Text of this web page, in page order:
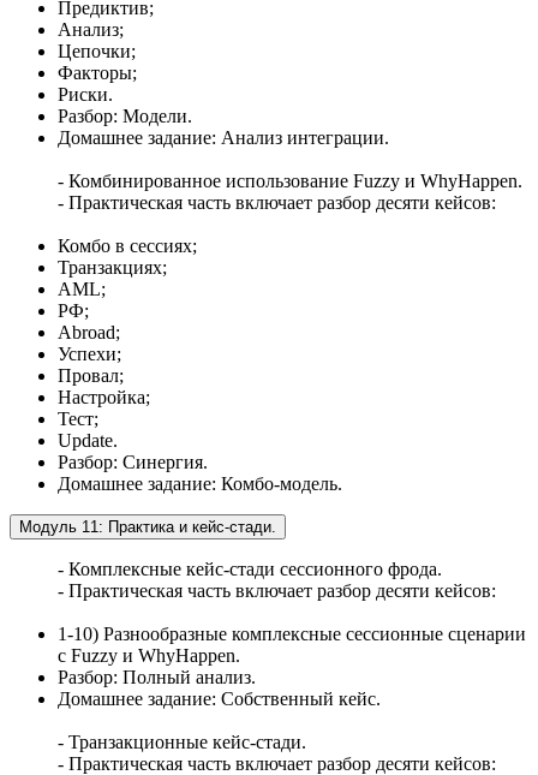
Предиктив;
Анализ;
Цепочки;
Факторы;
Риски.
Разбор: Модели.
Домашнее задание: Анализ интеграции.
- Комбинированное использование Fuzzy и WhyHappen.
- Практическая часть включает разбор десяти кейсов:
Комбо в сессиях;
Транзакциях;
AML;
РФ;
Abroad;
Успехи;
Провал;
Настройка;
Тест;
Update.
Разбор: Синергия.
Домашнее задание: Комбо-модель.
Модуль 11: Практика и кейс-стади.
- Комплексные кейс-стади сессионного фрода.
- Практическая часть включает разбор десяти кейсов:
1-10) Разнообразные комплексные сессионные сценарии
с Fuzzy и WhyHappen.
Разбор: Полный анализ.
Домашнее задание: Собственный кейс.
- Транзакционные кейс-стади.
- Практическая часть включает разбор десяти кейсов: